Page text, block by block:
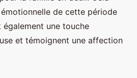
de cette période
une touche
et témoignent une affection